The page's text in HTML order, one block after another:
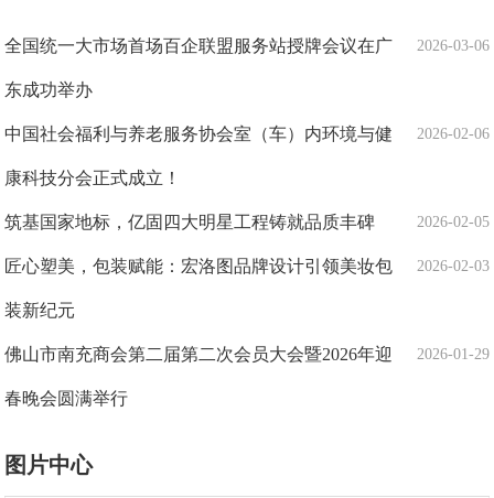
2026-03-06
全国统一大市场首场百企联盟服务站授牌会议在广
东成功举办
2026-02-06
中国社会福利与养老服务协会室（车）内环境与健
康科技分会正式成立！
2026-02-05
筑基国家地标，亿固四大明星工程铸就品质丰碑
2026-02-03
匠心塑美，包装赋能：宏洛图品牌设计引领美妆包
装新纪元
2026-01-29
佛山市南充商会第二届第二次会员大会暨2026年迎
春晚会圆满举行
图片中心